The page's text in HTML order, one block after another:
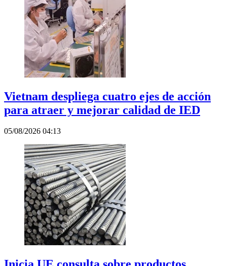
Vietnam despliega cuatro ejes de acción
para atraer y mejorar calidad de IED
05/08/2026 04:13